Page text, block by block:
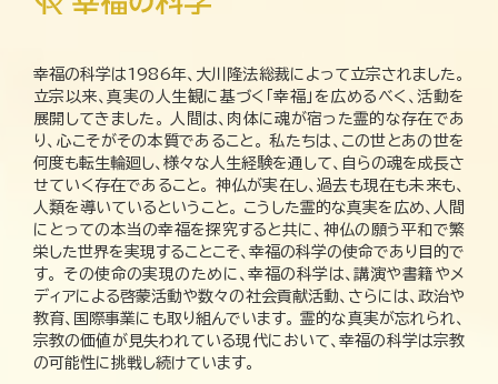
幸福の科学は1986年、大川隆法総裁によって立宗されました。
立宗以来、真実の人生観に基づく「幸福」を広めるべく、活動を
展開してきました。 人間は、肉体に魂が宿った霊的な存在であ
り、心こそがその本質であること。 私たちは、この世とあの世を
何度も転生輪廻し、様々な人生経験を通して、自らの魂を成長さ
せていく存在であること。 神仏が実在し、過去も現在も未来も、
人類を導いているということ。 こうした霊的な真実を広め、人間
にとっての本当の幸福を探究すると共に、神仏の願う平和で繁
栄した世界を実現することこそ、幸福の科学の使命であり目的で
す。 その使命の実現のために、幸福の科学は、講演や書籍やメ
ディアによる啓蒙活動や数々の社会貢献活動、さらには、政治や
教育、国際事業にも取り組んでいます。 霊的な真実が忘れられ、
宗教の価値が見失われている現代において、幸福の科学は宗教
の可能性に挑戦し続けています。